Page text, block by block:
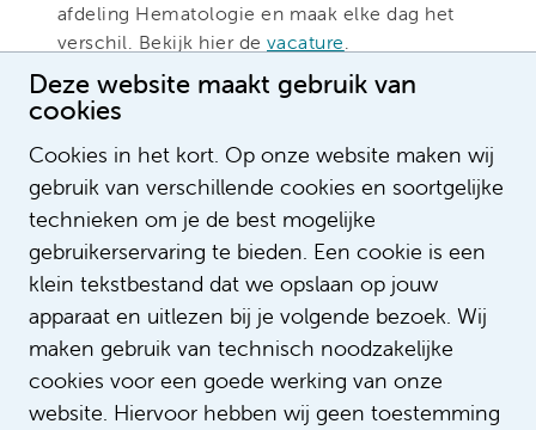
Deze website maakt gebruik van
cookies
Cookies in het kort. Op onze website maken wij
gebruik van verschillende cookies en soortgelijke
technieken om je de best mogelijke
gebruikerservaring te bieden. Een cookie is een
klein tekstbestand dat we opslaan op jouw
apparaat en uitlezen bij je volgende bezoek. Wij
maken gebruik van technisch noodzakelijke
cookies voor een goede werking van onze
website. Hiervoor hebben wij geen toestemming
afdeling Hematologie en maak elke dag het
verschil. Bekijk hier de vacature.
Lees meer verhalen